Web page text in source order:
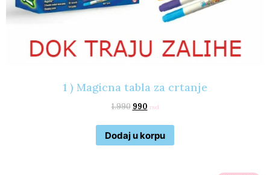
1 ) Magicna tabla za crtanje
1.990 990 rsd
Dodaj u korpu